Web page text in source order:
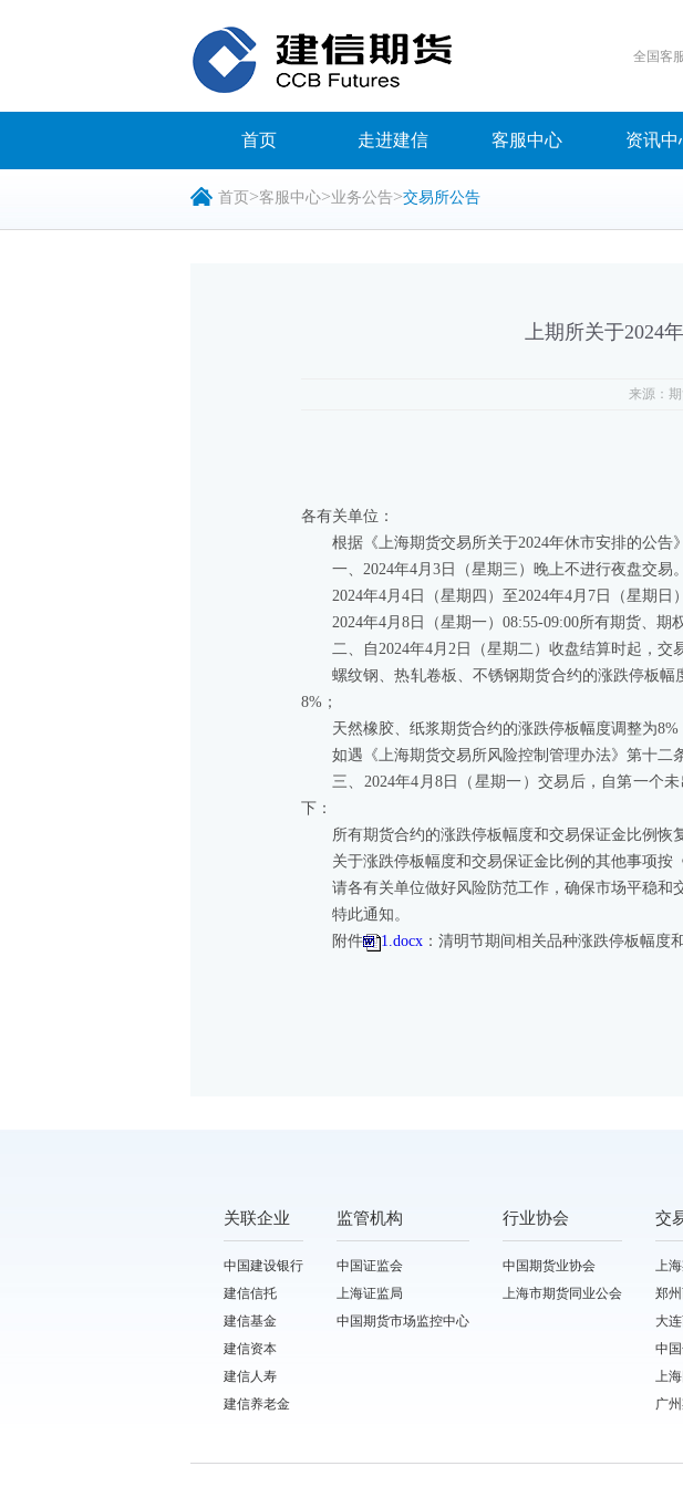
全国客
首页 走进建信 客服中心 资讯中
首页 >客服中心>业务公告>交易所公告
上期所关于2024
来源：
各有关单位：
根据《上海期货交易所关于2024年休市安排的公告
一、2024年4月3日（星期三）晚上不进行夜盘交易。
2024年4月4日（星期四）至2024年4月7日（星期日
2024年4月8日（星期一）08:55-09:00所有期货、期
二、自2024年4月2日（星期二）收盘结算时起，交
螺纹钢、热轧卷板、不锈钢期货合约的涨跌停板
8%；
天然橡胶、纸浆期货合约的涨跌停板幅度调整为
如遇《上海期货交易所风险控制管理办法》第十二
三、2024年4月8日（星期一）交易后，自第一个
下：
所有期货合约的涨跌停板幅度和交易保证金比例恢
关于涨跌停板幅度和交易保证金比例的其他事项按
请各有关单位做好风险防范工作，确保市场平稳和
特此通知。
附件
1.docx ：清明节期间相关品种涨跌停板幅度
关联企业
中国建设银行
建信信托
建信基金
建信资本
建信人寿
建信养老金
监管机构
中国证监会
上海证监局
中国期货市场监控中心
行业协会
中国期货业协会
上海市期货同业公会
交
上
郑
大
中
上
广